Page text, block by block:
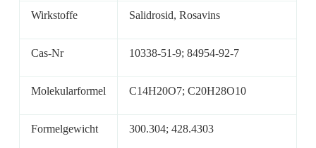
Wirkstoffe Salidrosid, Rosavins
Cas-Nr 10338-51-9; 84954-92-7
Molekularformel C14H20O7; C20H28O10
Formelgewicht 300.304; 428.4303